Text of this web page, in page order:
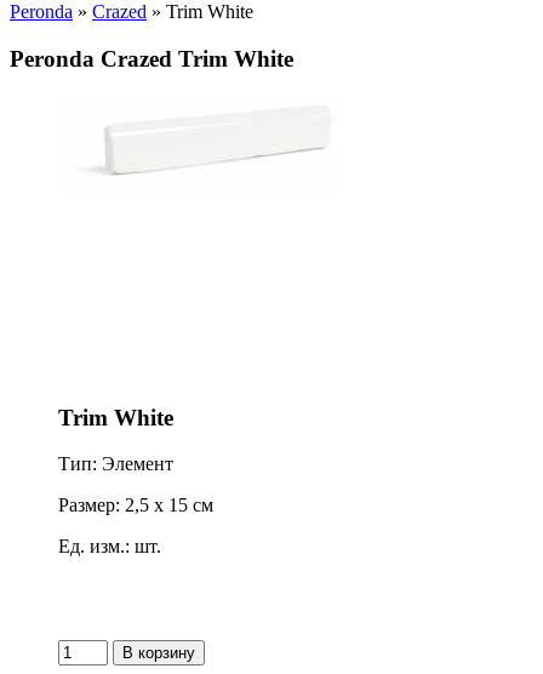
Peronda » Crazed » Trim White
Peronda Crazed Trim White
Trim White
Тип: Элемент
Размер: 2,5 x 15 см
Ед. изм.: шт.